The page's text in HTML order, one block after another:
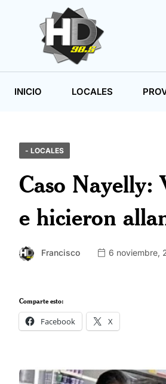
INICIO LOCALES
- LOCALES
Caso Nayelly:
e hicieron
Francisco 6 noviembre,
Comparte esto:
Facebook X